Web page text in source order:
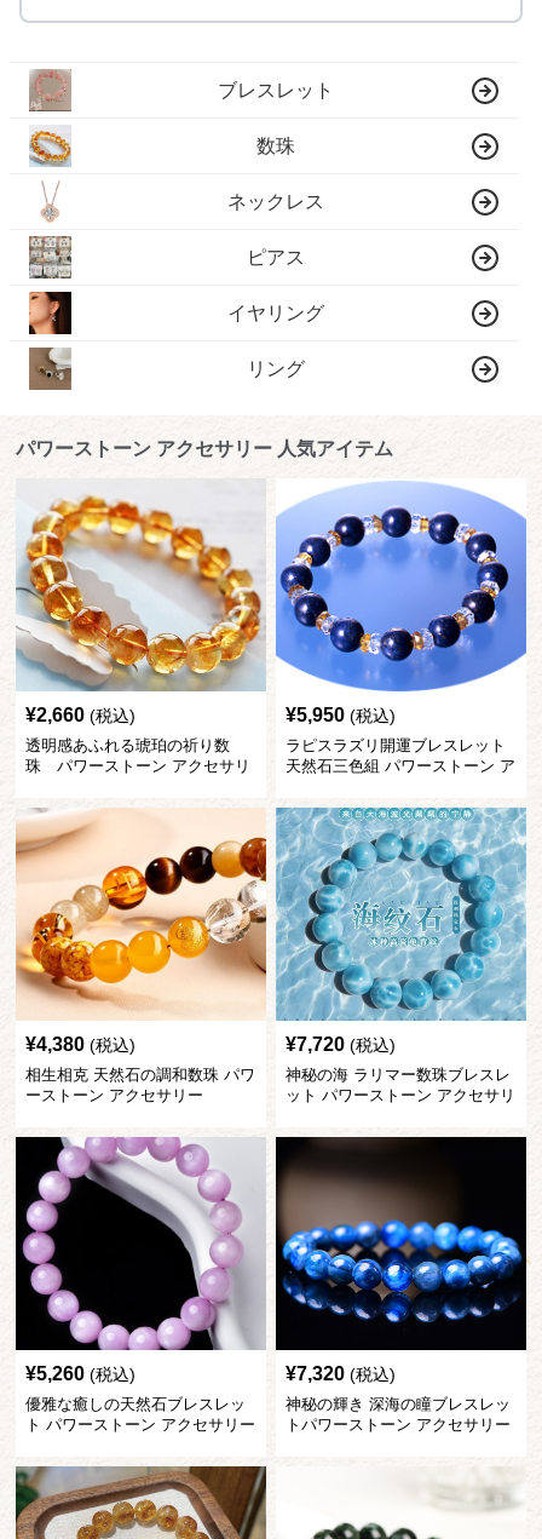
ブレスレット
数珠
ネックレス
ピアス
イヤリング
リング
パワーストーン アクセサリー 人気アイテム
¥2,660 (税込)
透明感あふれる琥珀の祈り数
珠 パワーストーン アクセサリ
¥5,950 (税込)
ラピスラズリ開運ブレスレット
天然石三色組 パワーストーン ア
¥4,380 (税込)
相生相克 天然石の調和数珠 パワ
ーストーン アクセサリー
¥7,720 (税込)
神秘の海 ラリマー数珠ブレスレ
ット パワーストーン アクセサリ
¥5,260 (税込)
優雅な癒しの天然石ブレスレッ
ト パワーストーン アクセサリー
¥7,320 (税込)
神秘の輝き 深海の瞳ブレスレッ
トパワーストーン アクセサリー